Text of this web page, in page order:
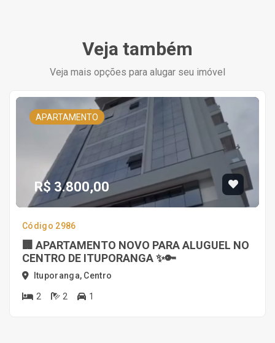
Veja também
Veja mais opções para alugar seu imóvel
APARTAMENTO
R$ 3.800,00
Código 2986
🏢 APARTAMENTO NOVO PARA ALUGUEL NO
CENTRO DE ITUPORANGA ✨🔑
Ituporanga, Centro
2 2 1